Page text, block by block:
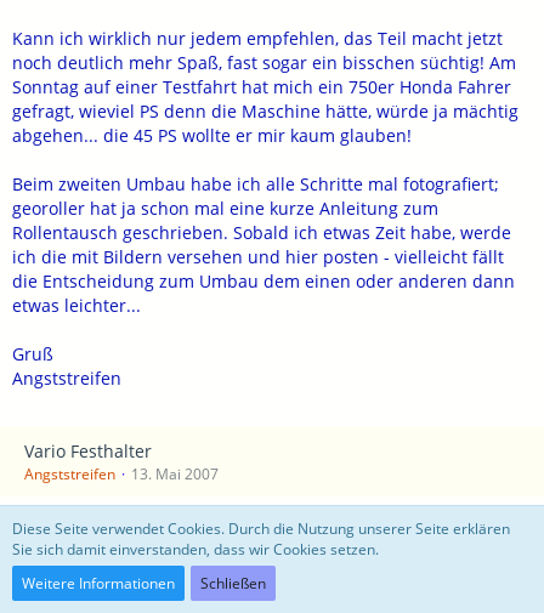
Kann ich wirklich nur jedem empfehlen, das Teil macht jetzt
noch deutlich mehr Spaß, fast sogar ein bisschen süchtig! Am
Sonntag auf einer Testfahrt hat mich ein 750er Honda Fahrer
gefragt, wieviel PS denn die Maschine hätte, würde ja mächtig
abgehen... die 45 PS wollte er mir kaum glauben!
Beim zweiten Umbau habe ich alle Schritte mal fotografiert;
georoller hat ja schon mal eine kurze Anleitung zum
Rollentausch geschrieben. Sobald ich etwas Zeit habe, werde
ich die mit Bildern versehen und hier posten - vielleicht fällt
die Entscheidung zum Umbau dem einen oder anderen dann
etwas leichter...
Gruß
Angststreifen
Vario Festhalter
Angststreifen 13. Mai 2007
Ich habe gestern abend die 15,8er Rollen eingebaut; nach 3
Stunden
und drei Flaschen Bier war Mäxchen wieder zusammen,
Testfahrten
Diese Seite verwendet Cookies. Durch die Nutzung unserer Seite erklären
Sie sich damit einverstanden, dass wir Cookies setzen.
Weitere Informationen
Schließen